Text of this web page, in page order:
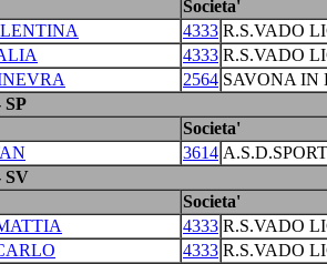
Societa'
4333 R.S.VADO
4333 R.S.VADO
2564 SAVONA IN
SP
Societa'
3614
SV
Societa'
4333 R.S.VADO
4333 R.S.VADO